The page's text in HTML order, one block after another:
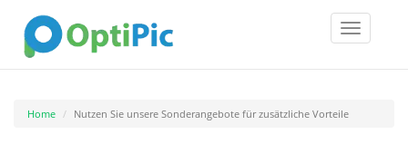
Toggle
Home Nutzen Sie unsere Sonderangebote für zusätzliche Vorteile